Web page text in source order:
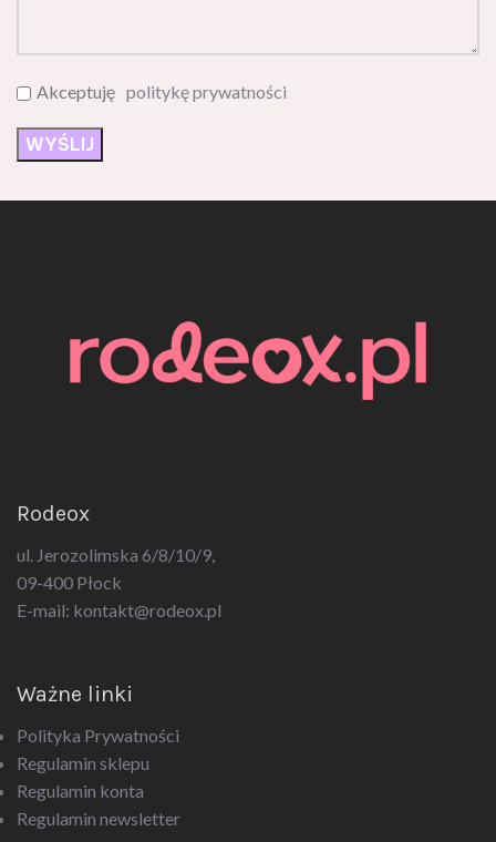
ul. Jerozolimska 6/8/10/9,
09-400 Płock
E-mail: kontakt@rodeox.pl
Polityka Prywatności
Regulamin sklepu
Regulamin konta
Regulamin newsletter